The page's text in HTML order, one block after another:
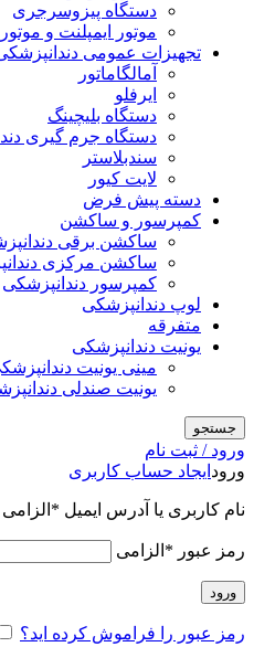
دستگاه پیزوسرجری
موتور ایمپلنت و
تجهیزات عمومی
آمالگاماتور
ایرفلو
دستگاه بلیچینگ
دستگاه جرم گیری
سندبلاستر
لایت کیور
دسته پیش فرض
کمپرسور و ساکشن
ساکشن برقی
ساکشن مرکزی
کمپرسور دندانپزشکی
لوپ دندانپزشکی
متفرقه
یونیت دندانپزشکی
مینی یونیت
یونیت صندلی
جستجو
ورود / ثبت نام
ورود ایجاد حساب کاربری
نام کاربری یا آدرس ایمیل * الزامی
رمز عبور * الزامی
ورود
رمز عبور را فراموش کرده اید؟